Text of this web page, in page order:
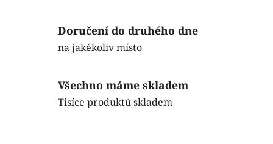
Doručení do druhého dne
na jakékoliv místo
Všechno máme skladem
Tisíce produktů skladem